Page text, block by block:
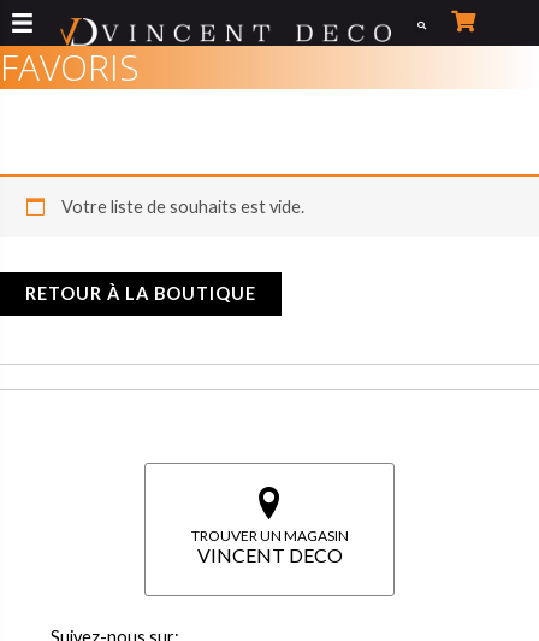
Aller
au
contenu
FAVORIS
Votre liste de souhaits est vide.
RETOUR À LA BOUTIQUE
TROUVER UN MAGASIN
VINCENT DECO
Suivez-nous sur: